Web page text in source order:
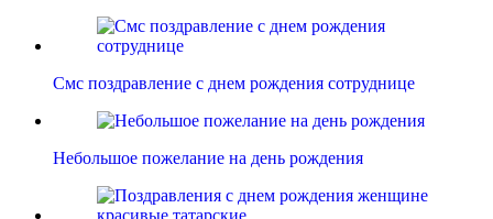
Смс поздравление с днем рождения сотруднице
Небольшое пожелание на день рождения